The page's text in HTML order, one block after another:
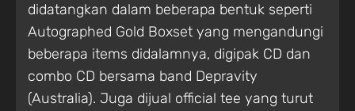
didatangkan dalam beberapa bentuk seperti
Autographed Gold Boxset yang mengandungi
beberapa items didalamnya, digipak CD dan
combo CD bersama band Depravity
(Australia). Juga dijual official tee yang turut